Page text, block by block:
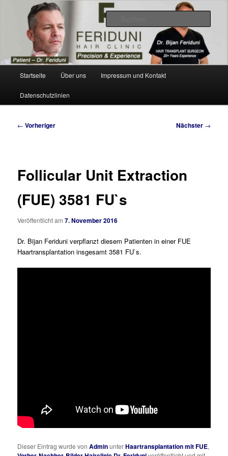
Dr. Feriduni Haartransplantation –
Blog Schweiz
Videos, Resultate, Bilder
Startseite Über uns Impressum und Kontakt
Datenschutzlinien
Beitragsnavigation
← Vorheriger Nächster →
Follicular Unit Extraction
(FUE) 3581 FU`s
Veröffentlicht am7. November 2016
Dr. Bijan Feriduni verpflanzt diesem Patienten in einer FUE
Haartransplantation insgesamt 3581 FU`s.
Dieser Eintrag wurde vonAdminunterHaartransplantation mit FUE,